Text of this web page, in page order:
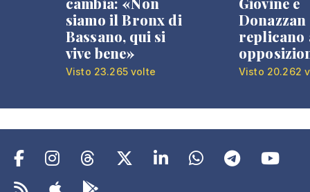
siamo il Bronx di
Bassano, qui si
vive bene»
Visto 23.265 volte
Donazzan
replicano
Visto 20.262